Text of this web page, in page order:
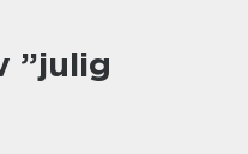
”julig